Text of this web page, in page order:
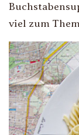
viel zum